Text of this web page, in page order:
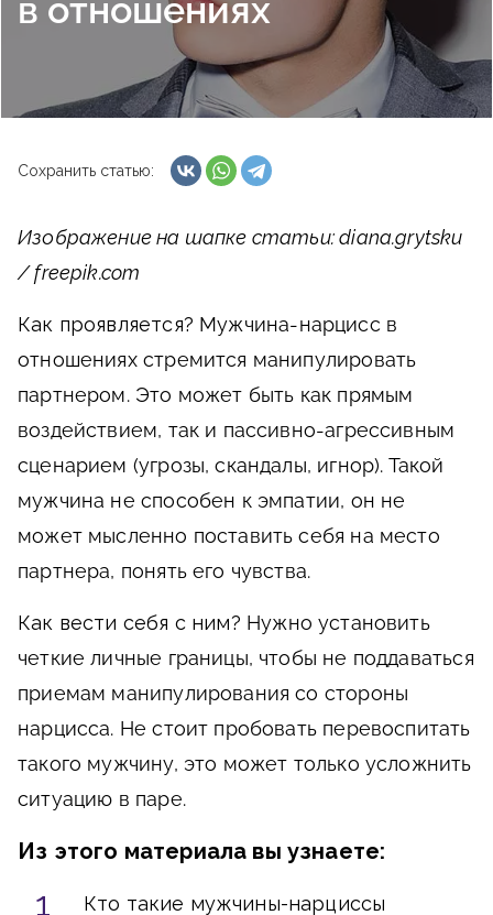
в отношениях
Сохранить статью:
Изображение на шапке статьи: diana.grytsku
/ freepik.com
Как проявляется? Мужчина-нарцисс в
отношениях стремится манипулировать
партнером. Это может быть как прямым
воздействием, так и пассивно-агрессивным
сценарием (угрозы, скандалы, игнор). Такой
мужчина не способен к эмпатии, он не
может мысленно поставить себя на место
партнера, понять его чувства.
Как вести себя с ним? Нужно установить
четкие личные границы, чтобы не поддаваться
приемам манипулирования со стороны
нарцисса. Не стоит пробовать перевоспитать
такого мужчину, это может только усложнить
ситуацию в паре.
Из этого материала вы узнаете:
Кто такие мужчины-нарциссы